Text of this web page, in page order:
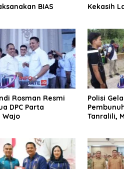
BIAS
Kekasih
Rosman Resmi
DPC Parta
Wajo
Polisi
Tanralili,